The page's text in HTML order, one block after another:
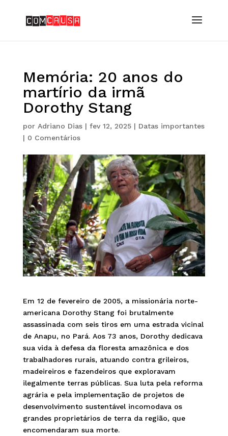
Memória: 20 anos do
martírio da irmã
Dorothy Stang
por Adriano Dias| fev 12, 2025| Datas importantes
| 0 Comentários
Em 12 de fevereiro de 2005, a missionária norte-
americana Dorothy Stang foi brutalmente
assassinada com seis tiros em uma estrada vicinal
de Anapu, no Pará. Aos 73 anos, Dorothy dedicava
sua vida à defesa da floresta amazônica e dos
trabalhadores rurais, atuando contra grileiros,
madeireiros e fazendeiros que exploravam
ilegalmente terras públicas. Sua luta pela reforma
agrária e pela implementação de projetos de
desenvolvimento sustentável incomodava os
grandes proprietários de terra da região, que
encomendaram sua morte.